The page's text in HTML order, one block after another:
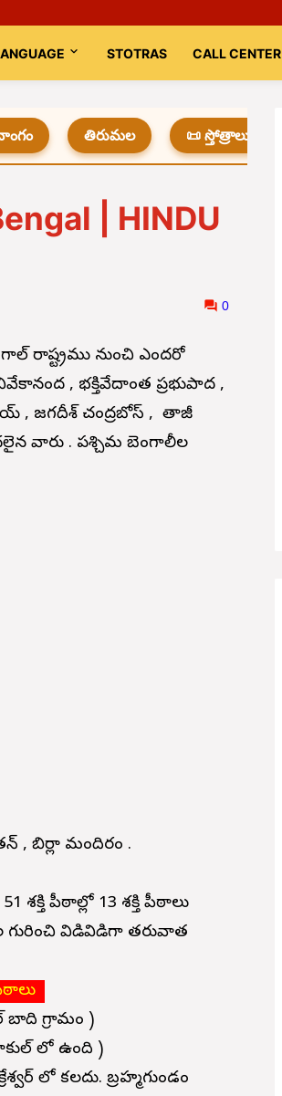
STOTRAS CALL CENTER
తిరుమల 📜 స్తోత్రాలు
| HINDU
0
రాష్ట్రము నుంచి ఎందరో
, భక్తివేదాంత ప్రభుపాద ,
, జగదీశ్ చంద్రబోస్ , నేతాజీ
వారు . పశ్చిమ బెంగాలీల
, బిర్లా మందిరం .
శక్తి పీఠాల్లో 13 శక్తి పీఠాలు
గురించి విడివిడిగా తరువాత
బాది గ్రామం )
లో ఉంది )
లో కలదు. బ్రహ్మగుండం